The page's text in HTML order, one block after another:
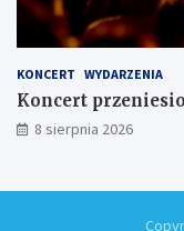
KONCERT WYDARZENIA
Koncert
8 sierpnia 2026